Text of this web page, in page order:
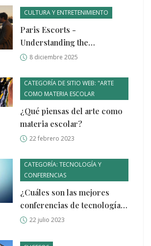
CULTURA Y ENTRETENIMIENTO
Paris Escorts -
Understanding the
Experience Beyond Physical
8 diciembre 2025
CATEGORÍA DE SITIO WEB: "ARTE
COMO MATERIA ESCOLAR
¿Qué piensas del arte como
materia escolar?
22 febrero 2023
CATEGORÍA: TECNOLOGÍA Y
CONFERENCIAS
¿Cuáles son las mejores
conferencias de tecnología
en los EE.UU.?
22 julio 2023